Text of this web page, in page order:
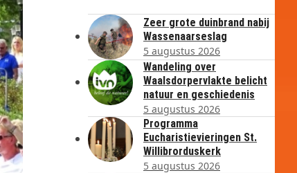
Zeer grote duinbrand nabij
Wassenaarseslag
5 augustus 2026
Wandeling over
Waalsdorpervlakte belicht
natuur en geschiedenis
5 augustus 2026
Programma
Eucharistievieringen St.
Willibrorduskerk
5 augustus 2026